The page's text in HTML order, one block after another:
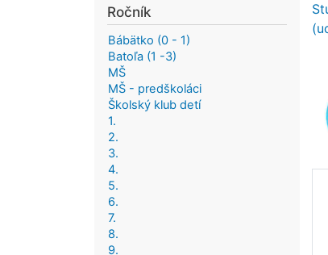
Ročník
Bábätko (0 - 1)
Batoľa (1 -3)
MŠ
MŠ - predškoláci
Školský klub detí
1.
2.
3.
4.
5.
6.
7.
8.
9.